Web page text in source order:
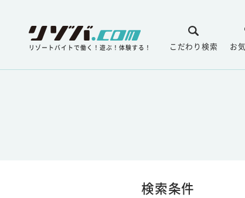
リゾートバイトで働く！遊ぶ！体験する！ お
こだわり検索
検索条件